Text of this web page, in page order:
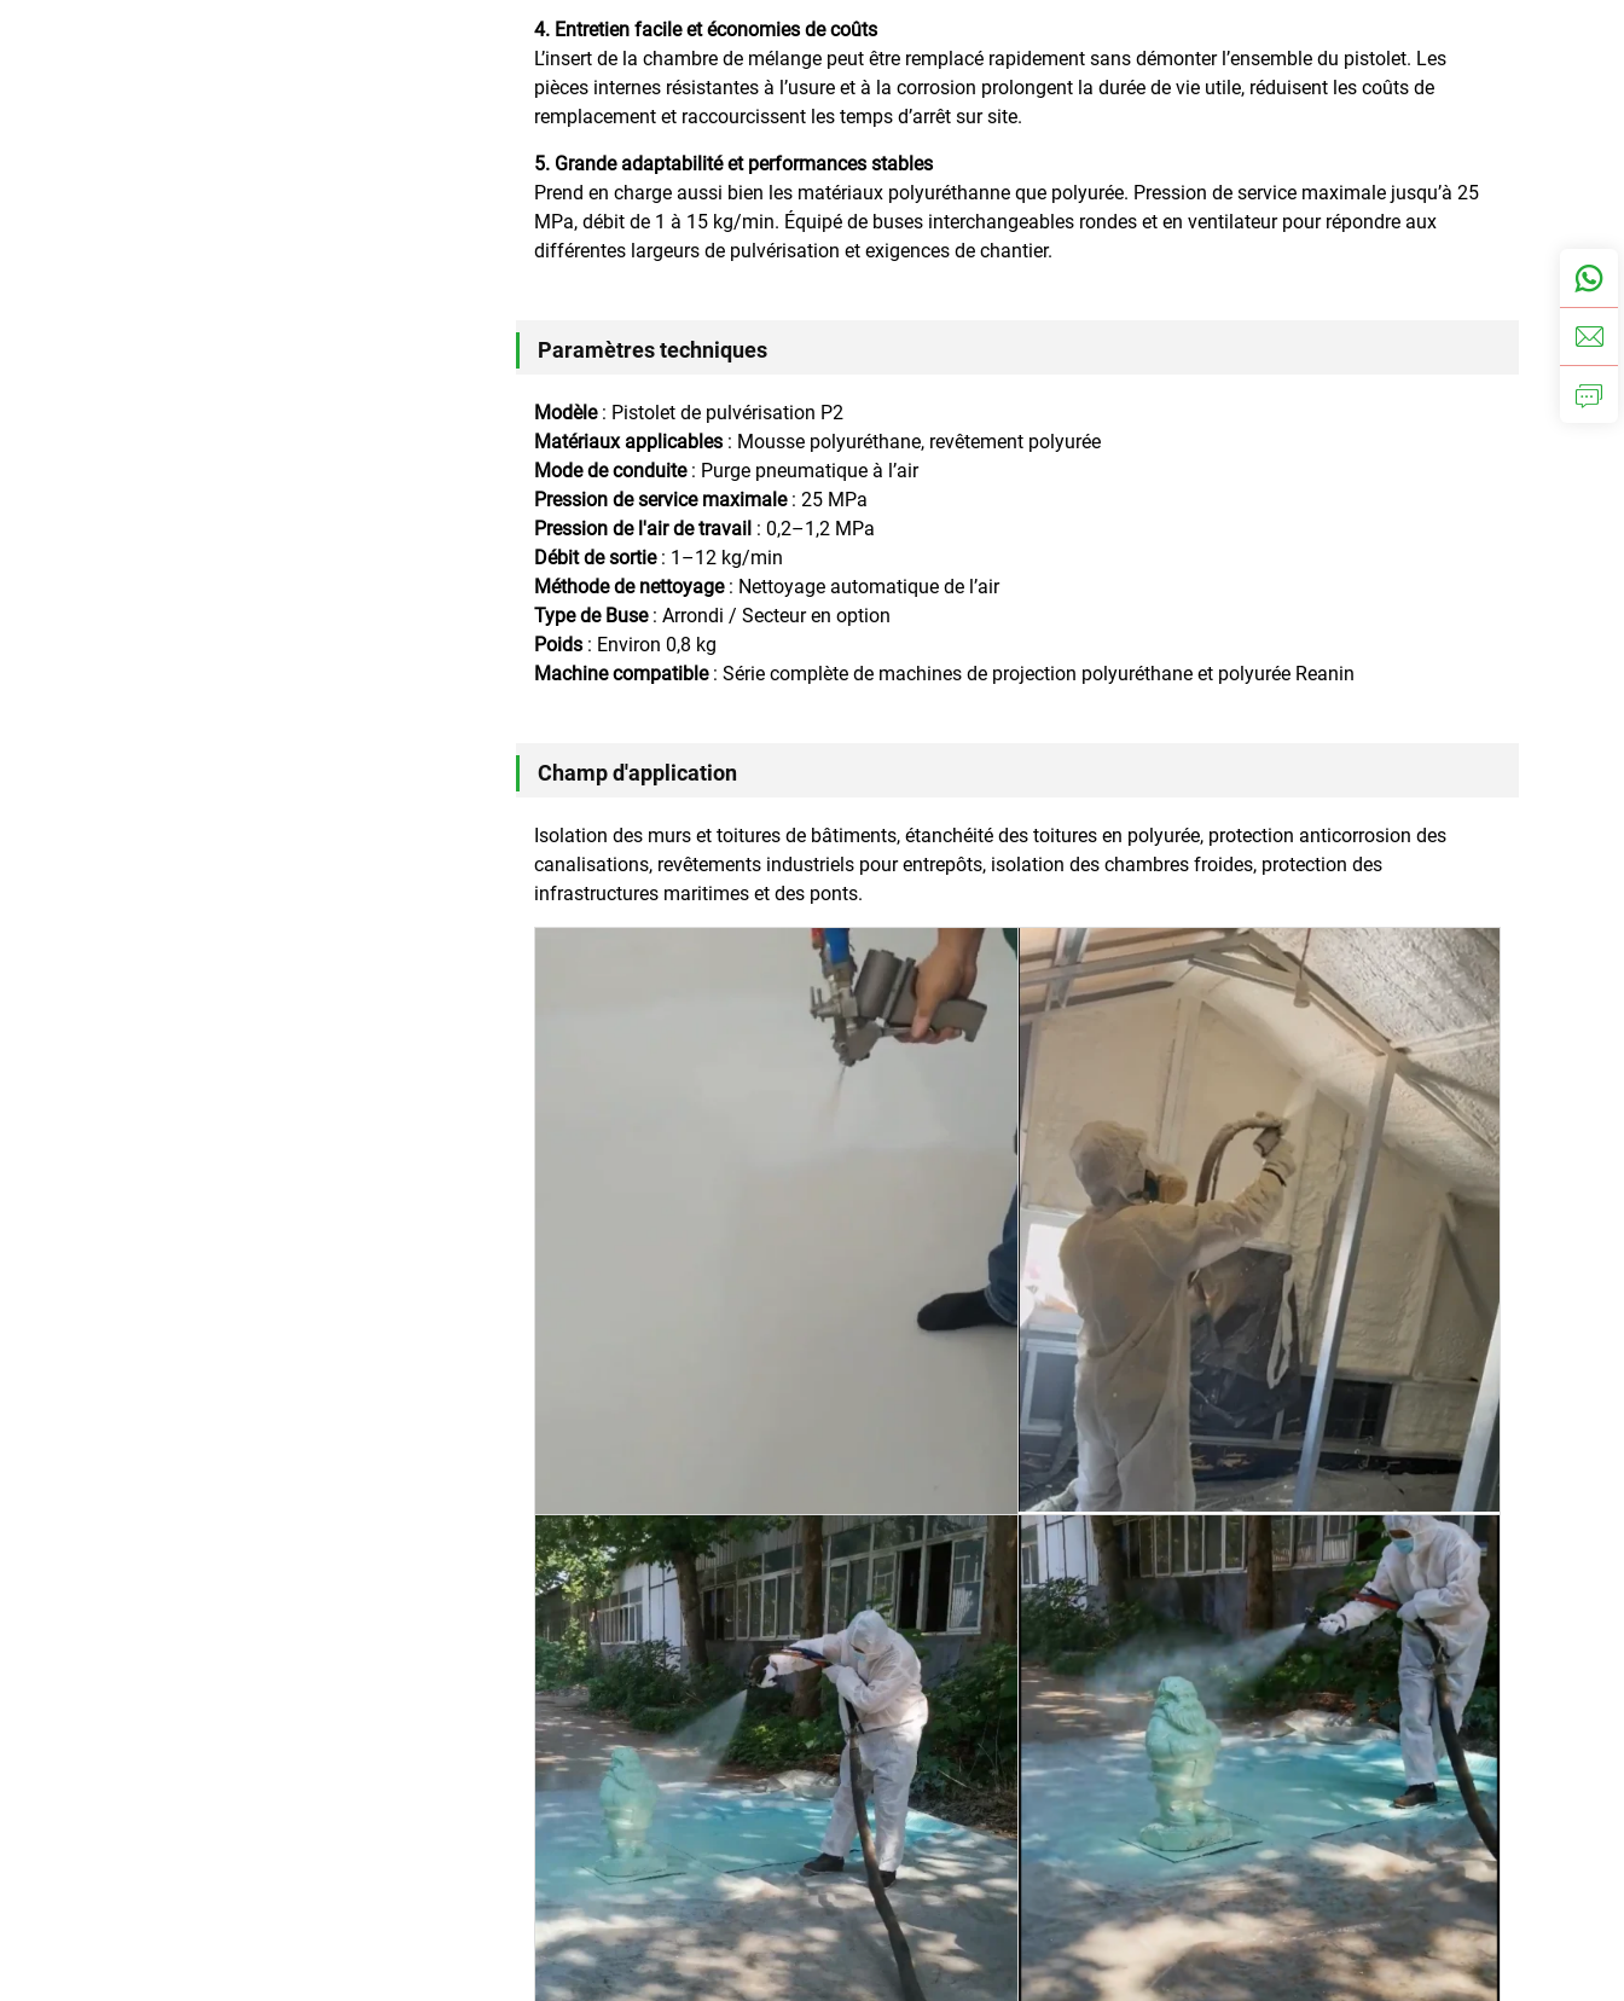
4. Entretien facile et économies de coûts
L’insert de la chambre de mélange peut être remplacé rapidement sans démonter l’ensemble du pistolet. Les
pièces internes résistantes à l’usure et à la corrosion prolongent la durée de vie utile, réduisent les coûts de
remplacement et raccourcissent les temps d’arrêt sur site.
5. Grande adaptabilité et performances stables
Prend en charge aussi bien les matériaux polyuréthanne que polyurée. Pression de service maximale jusqu’à 25
MPa, débit de 1 à 15 kg/min. Équipé de buses interchangeables rondes et en ventilateur pour répondre aux
différentes largeurs de pulvérisation et exigences de chantier.
Paramètres techniques
Modèle : Pistolet de pulvérisation P2
Matériaux applicables : Mousse polyuréthane, revêtement polyurée
Mode de conduite : Purge pneumatique à l’air
Pression de service maximale : 25 MPa
Pression de l'air de travail : 0,2–1,2 MPa
Débit de sortie : 1–12 kg/min
Méthode de nettoyage : Nettoyage automatique de l’air
Type de Buse : Arrondi / Secteur en option
Poids : Environ 0,8 kg
Machine compatible : Série complète de machines de projection polyuréthane et polyurée Reanin
Champ d'application
Isolation des murs et toitures de bâtiments, étanchéité des toitures en polyurée, protection anticorrosion des
canalisations, revêtements industriels pour entrepôts, isolation des chambres froides, protection des
infrastructures maritimes et des ponts.